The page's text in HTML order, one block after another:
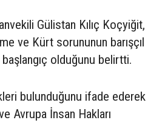
Gülistan Kılıç Koçyiğit,
ve Kürt sorununun barışçıl
olduğunu belirtti.
bulunduğunu ifade ederek
Avrupa İnsan Hakları